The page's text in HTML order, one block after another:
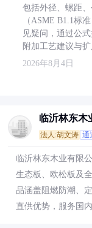
包括外径、螺距
（ASME B1.1标
见疑问，通过公
附加工艺建议与扩
2026年8月4日
临沂林东木
法人:胡文涛 通
临沂林东木业有限
生态板、欧松板及
品涵盖阻燃防潮、
直供优势，服务国